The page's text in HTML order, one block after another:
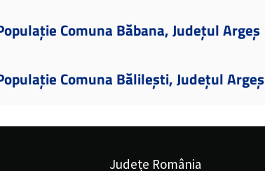
Comuna Băbana, Județul Argeș
Comuna Bălilești, Județul Argeș
Județe România